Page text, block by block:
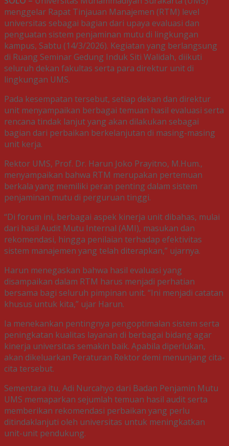
menggelar Rapat Tinjauan Manajemen (RTM) level
universitas sebagai bagian dari upaya evaluasi dan
penguatan sistem penjaminan mutu di lingkungan
kampus, Sabtu (14/3/2026). Kegiatan yang berlangsung
di Ruang Seminar Gedung Induk Siti Walidah, diikuti
seluruh dekan fakultas serta para direktur unit di
lingkungan UMS.
Pada kesempatan tersebut, setiap dekan dan direktur
unit menyampaikan berbagai temuan hasil evaluasi serta
rencana tindak lanjut yang akan dilakukan sebagai
bagian dari perbaikan berkelanjutan di masing-masing
unit kerja.
Rektor UMS, Prof. Dr. Harun Joko Prayitno, M.Hum.,
menyampaikan bahwa RTM merupakan pertemuan
berkala yang memiliki peran penting dalam sistem
penjaminan mutu di perguruan tinggi.
“Di forum ini, berbagai aspek kinerja unit dibahas, mulai
dari hasil Audit Mutu Internal (AMI), masukan dan
rekomendasi, hingga penilaian terhadap efektivitas
sistem manajemen yang telah diterapkan,” ujarnya.
Harun menegaskan bahwa hasil evaluasi yang
disampaikan dalam RTM harus menjadi perhatian
bersama bagi seluruh pimpinan unit. “Ini menjadi catatan
khusus untuk kita,” ujar Harun.
Ia menekankan pentingnya pengoptimalan sistem serta
peningkatan kualitas layanan di berbagai bidang agar
kinerja universitas semakin baik. Apabila diperlukan,
akan dikeluarkan Peraturan Rektor demi menunjang cita-
cita tersebut.
Sementara itu, Adi Nurcahyo dari Badan Penjamin Mutu
UMS memaparkan sejumlah temuan hasil audit serta
memberikan rekomendasi perbaikan yang perlu
ditindaklanjuti oleh universitas untuk meningkatkan
unit-unit pendukung.